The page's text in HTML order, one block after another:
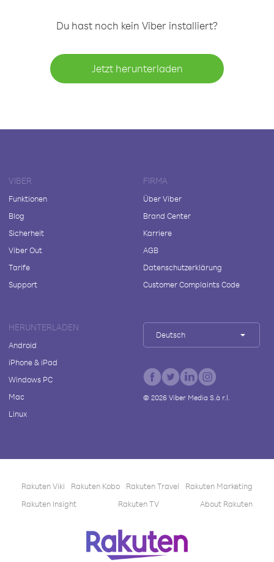
Du hast noch kein Viber installiert?
Jetzt herunterladen
VIBER
Funktionen
Blog
Sicherheit
Viber Out
Tarife
Support
FIRMA
Über Viber
Brand Center
Karriere
AGB
Datenschutzerklärung
Customer Complaints Code
HERUNTERLADEN
Android
iPhone & iPad
Windows PC
Mac
Linux
Deutsch
© 2026Viber Media S.à r.l.
Rakuten Viki Rakuten Kobo Rakuten Travel
Rakuten Marketing
Rakuten Insight
Rakuten TV About Rakuten